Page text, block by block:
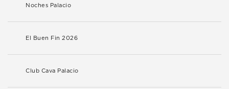
Noches Palacio
El Buen Fin 2026
Club Cava Palacio